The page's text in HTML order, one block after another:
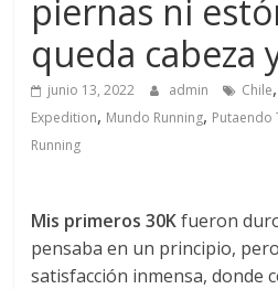
n
piernas ni
queda cabeza
junio 13, 2022 admin Chile,
Expedition, Mundo Running, Putaendo
Running
Mis primeros 30Kfueron
pensaba en un principio,
satisfacción inmensa, donde